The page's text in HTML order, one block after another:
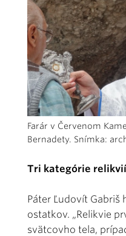
Farár v Červenom
Bernadety. Snímka:
Tri kategórie relikvií
Páter Ľudovít
ostatkov. „Relikvie
svätcovho tela,